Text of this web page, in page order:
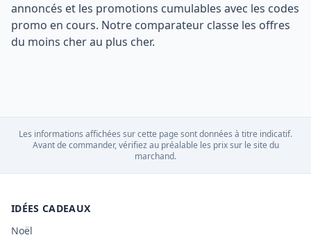
annoncés et les promotions cumulables avec les codes
promo en cours. Notre comparateur classe les offres
du moins cher au plus cher.
Les informations affichées sur cette page sont données à titre indicatif.
Avant de commander, vérifiez au préalable les prix sur le site du
marchand.
IDÉES CADEAUX
Noël